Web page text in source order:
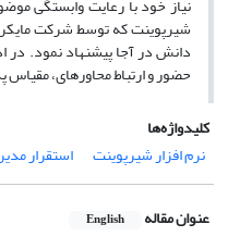
شیرپوینت که توسط شرکت
دانش در آجا پیشنهاد نمود. در
حضور و ارتباط محاوره‎ای، مقیاس پذیری و قابلیت توسعه، امنیت، توانایی پشتیبان‎پذیری و نیازمندی‎های سخت‎افزاری آن به بحث گذاشته شده است.
کلیدواژه‌ها
نرم افزار شیرپوینت
استقرار
عنوان مقاله English